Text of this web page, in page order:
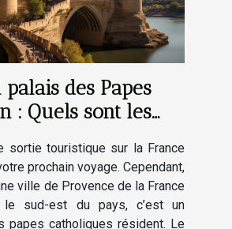
des Papes
: Quels sont les
sortie touristique sur la France
prochain voyage. Cependant,
ville de Provence de la France
le sud-est du pays, c’est un
papes catholiques résident. Le